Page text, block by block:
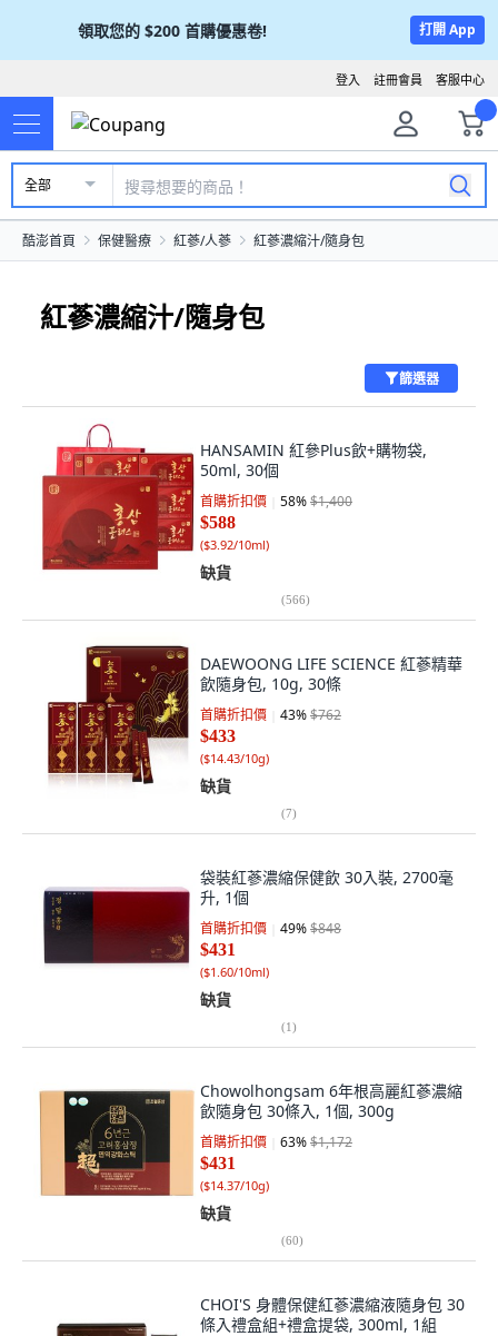
領取您的 $200 首購優惠卷! 打開 App
客服中心
註冊會員
登入
全部
酷澎首頁 保健醫療 紅蔘/人蔘 紅蔘濃縮汁/隨身包
紅蔘濃縮汁/隨身包
篩選器
HANSAMIN 紅參Plus飲+購物袋,
50ml, 30個
首購折扣價 58%$1,400
$588
($3.92/10ml)
缺貨
(566)
DAEWOONG LIFE SCIENCE 紅蔘精華
飲隨身包, 10g, 30條
首購折扣價 43%$762
$433
($14.43/10g)
缺貨
(7)
袋裝紅蔘濃縮保健飲 30入裝, 2700毫
升, 1個
首購折扣價 49%$848
$431
($1.60/10ml)
缺貨
(1)
Chowolhongsam 6年根高麗紅蔘濃縮
飲隨身包 30條入, 1個, 300g
首購折扣價 63%$1,172
$431
($14.37/10g)
缺貨
(60)
CHOI'S 身體保健紅蔘濃縮液隨身包 30
條入禮盒組+禮盒提袋, 300ml, 1組